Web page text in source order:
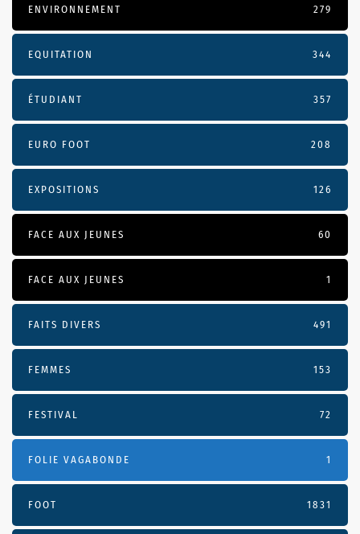
ENVIRONNEMENT 279
EQUITATION 344
ÉTUDIANT 357
EURO FOOT 208
EXPOSITIONS 126
FACE AUX JEUNES 60
FACE AUX JEUNES 1
FAITS DIVERS 491
FEMMES 153
FESTIVAL 72
FOLIE VAGABONDE 1
FOOT 1831